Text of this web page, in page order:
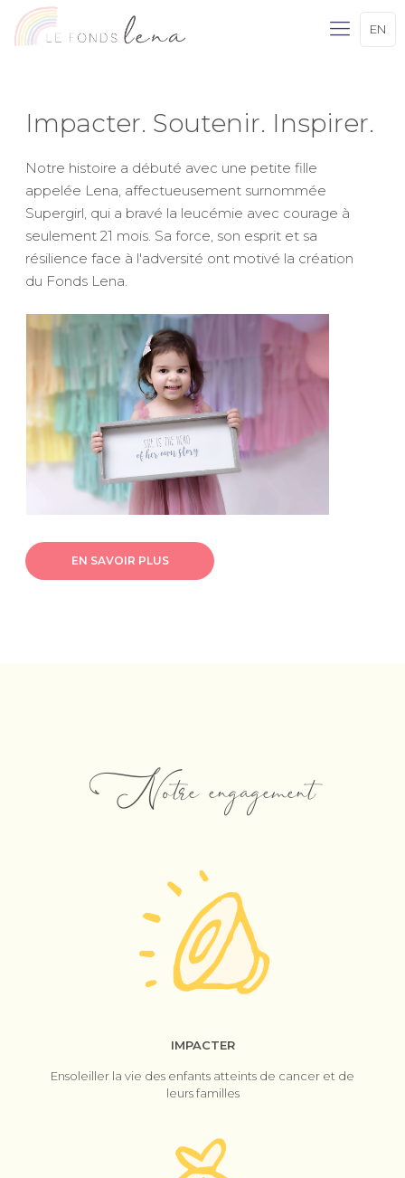
EN
Impacter. Soutenir. Inspirer.
Notre histoire a débuté avec une petite fille
appelée Lena, affectueusement surnommée
Supergirl, qui a bravé la leucémie avec courage à
seulement 21 mois. Sa force, son esprit et sa
résilience face à l'adversité ont motivé la création
du Fonds Lena.
EN SAVOIR PLUS
Notre engagement
IMPACTER
Ensoleiller la vie des enfants atteints de cancer et de
leurs familles